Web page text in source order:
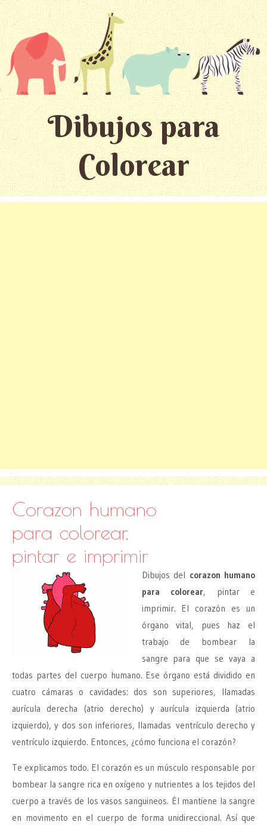
Dibujos para
Colorear
Corazon humano
para colorear,
pintar e imprimir
Dibujos del corazon humano
para colorear, pintar e
imprimir. El corazón es un
órgano vital, pues haz el
trabajo de bombear la
sangre para que se vaya a
todas partes del cuerpo humano. Ese órgano está dividido en
cuatro cámaras o cavidades: dos son superiores, llamadas
aurícula derecha (atrio derecho) y aurícula izquierda (atrio
izquierdo), y dos son inferiores, llamadas ventrículo derecho y
ventrículo izquierdo. Entonces, ¿cómo funciona el corazón?
Te explicamos todo. El corazón es un músculo responsable por
bombear la sangre rica en oxígeno y nutrientes a los tejidos del
cuerpo a través de los vasos sanguineos. Él mantiene la sangre
en movimento en el cuerpo de forma unidireccional. Así que